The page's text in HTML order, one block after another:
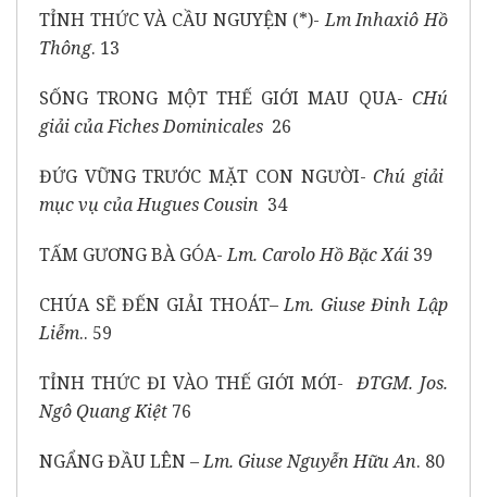
TỈNH THỨC VÀ CẦU NGUYỆN (*)-Lm Inhaxiô Hồ
Thông. 13
SỐNG TRONG MỘT THẾ GIỚI MAU QUA- CHú
giải của Fiches Dominicales 26
ĐỨG VỮNG TRƯỚC MẶT CON NGƯỜI-Chú giải
mục vụ của Hugues Cousin 34
TẤM GƯƠNG BÀ GÓA-Lm. Carolo Hồ Bặc Xái 39
CHÚA SẼ ĐẾN GIẢI THOÁT–Lm. Giuse Đinh Lập
Liễm.. 59
TỈNH THỨC ĐI VÀO THẾ GIỚI MỚI- ĐTGM. Jos.
Ngô Quang Kiệt 76
NGẨNG ĐẦU LÊN –Lm. Giuse Nguyễn Hữu An. 80